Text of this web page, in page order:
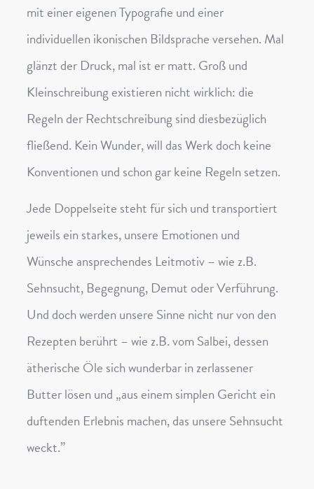
mit einer eigenen Typografie und einer
individuellen ikonischen Bildsprache versehen. Mal
glänzt der Druck, mal ist er matt. Groß und
Kleinschreibung existieren nicht wirklich: die
Regeln der Rechtschreibung sind diesbezüglich
fließend. Kein Wunder, will das Werk doch keine
Konventionen und schon gar keine Regeln setzen.
Jede Doppelseite steht für sich und transportiert
jeweils ein starkes, unsere Emotionen und
Wünsche ansprechendes Leitmotiv – wie z.B.
Sehnsucht, Begegnung, Demut oder Verführung.
Und doch werden unsere Sinne nicht nur von den
Rezepten berührt – wie z.B. vom Salbei, dessen
ätherische Öle sich wunderbar in zerlassener
Butter lösen und „aus einem simplen Gericht ein
duftenden Erlebnis machen, das unsere Sehnsucht
weckt.”